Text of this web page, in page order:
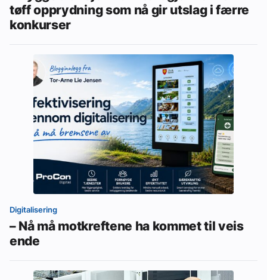
tøff opprydning som nå gir utslag i færre
konkurser
Digitalisering
– Nå må motkreftene ha kommet til veis
ende